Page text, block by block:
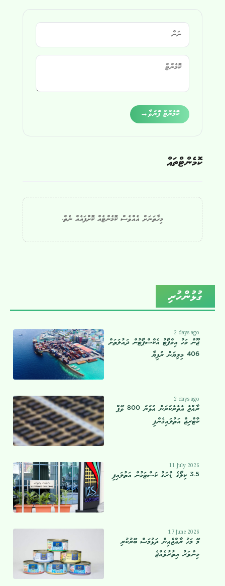
ކޮމެންޓް ފޮނުވާ→
ކޮމެންޓްތައް
މިހާތަނަށް އެއްވެސް ކޮމެންޓެއް ކޮށްފައެއް ނެތް.
ގުޅުންހުރި
2 days ago
ޖޫން މަހު އިމްޕޯޓު އެކްސްޕޯޓުން ދައުލަތަށް
406 މިލިޔަން ރުފިޔާ
2 days ago
ރާއްޖެ އެތެރެކުރަން އުޅުނު 800 ވޭޕް
ކާޓްރިޖް އަތުލައިގެންފި
11 July 2026
3.5 ކިލޯގެ ޑްރަގު ކަސްޓަމުން އަތުލައިފި
17 June 2026
މޭ މަހު ރާއްޖެއިން ދަޅުމަސް ބޭރުކުރި
މިންވަރު އިތުރުވެއްޖެ